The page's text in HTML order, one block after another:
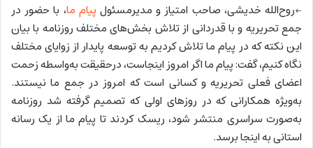
←روح‌الله خدیشی، صاحب امتیاز و مدیرمسئول پیام ما، با حضور در
جمع تحریریه و با قدردانی از تلاش بخش‌های مختلف روزنامه با بیان
این نکته که در پیام ما تلاش کردیم به توسعه پایدار از زوایای مختلف
نگاه کنیم، گفت: پیام ما اگر امروز اینجاست، درحقیقت به‌‌‌واسطه زحمت
اعضای فعلی تحریریه و کسانی است که امروز در جمع ما نیستند.
به‌ویژه همکارانی که در روزهای اولی که تصمیم گرفته شد روزنامه
به‌صورت سراسری منتشر شود، ریسک کردند تا پیام ما از یک رسانه
استانی به اینجا برسد.